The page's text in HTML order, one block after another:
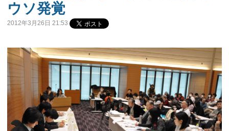
ウソ発覚
2012年3月26日 21:53